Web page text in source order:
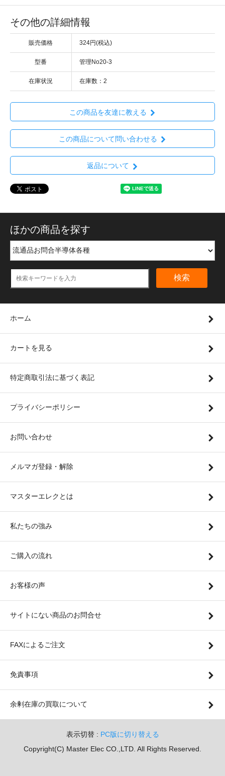
その他の詳細情報
販売価格 324円(税込)
型番 管理No20-3
在庫状況 在庫数：2
この商品を友達に教える
この商品について問い合わせる
返品について
ほかの商品を探す
検索
ホーム
カートを見る
特定商取引法に基づく表記
プライバシーポリシー
お問い合わせ
メルマガ登録・解除
マスターエレクとは
私たちの強み
ご購入の流れ
お客様の声
サイトにない商品のお問合せ
FAXによるご注文
免責事項
余剰在庫の買取について
表示切替 : PC版に切り替える
Copyright(C) Master Elec CO.,LTD. All Rights Reserved.